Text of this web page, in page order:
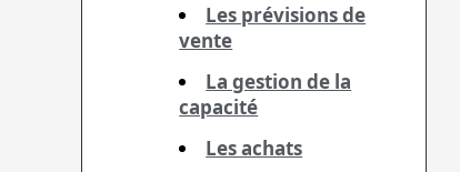
Les prévisions de
vente
La gestion de la
capacité
Les achats